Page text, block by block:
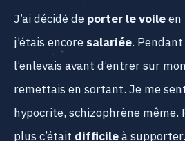
J’ai décidé deporter le voile
j’étais encoresalariée.
l’enlevais avant d’entrer sur mon
remettais en sortant. Je me
hypocrite, schizophrène
plus c’était difficileà